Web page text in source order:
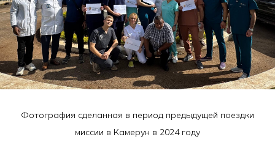
Фотография сделанная в период предыдущей поездки
миссии в Камерун в 2024 году